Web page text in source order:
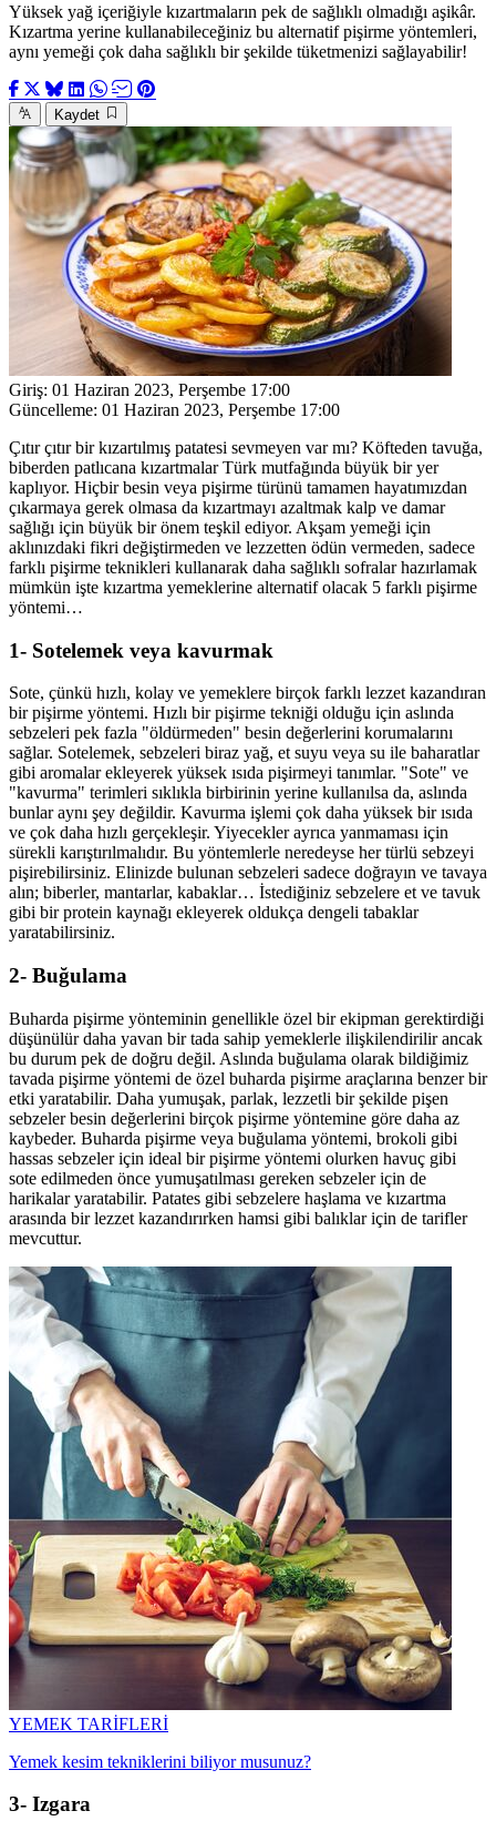
Yüksek yağ içeriğiyle kızartmaların pek de sağlıklı olmadığı aşikâr.
Kızartma yerine kullanabileceğiniz bu alternatif pişirme yöntemleri,
aynı yemeği çok daha sağlıklı bir şekilde tüketmenizi sağlayabilir!
Kaydet
Giriş: 01 Haziran 2023, Perşembe 17:00
Güncelleme: 01 Haziran 2023, Perşembe 17:00
Çıtır çıtır bir kızartılmış patatesi sevmeyen var mı? Köfteden tavuğa,
biberden patlıcana kızartmalar Türk mutfağında büyük bir yer
kaplıyor. Hiçbir besin veya pişirme türünü tamamen hayatımızdan
çıkarmaya gerek olmasa da kızartmayı azaltmak kalp ve damar
sağlığı için büyük bir önem teşkil ediyor. Akşam yemeği için
aklınızdaki fikri değiştirmeden ve lezzetten ödün vermeden, sadece
farklı pişirme teknikleri kullanarak daha sağlıklı sofralar hazırlamak
mümkün işte kızartma yemeklerine alternatif olacak 5 farklı pişirme
yöntemi…
1- Sotelemek veya kavurmak
Sote, çünkü hızlı, kolay ve yemeklere birçok farklı lezzet kazandıran
bir pişirme yöntemi. Hızlı bir pişirme tekniği olduğu için aslında
sebzeleri pek fazla "öldürmeden" besin değerlerini korumalarını
sağlar. Sotelemek, sebzeleri biraz yağ, et suyu veya su ile baharatlar
gibi aromalar ekleyerek yüksek ısıda pişirmeyi tanımlar. "Sote" ve
"kavurma" terimleri sıklıkla birbirinin yerine kullanılsa da, aslında
bunlar aynı şey değildir. Kavurma işlemi çok daha yüksek bir ısıda
ve çok daha hızlı gerçekleşir. Yiyecekler ayrıca yanmaması için
sürekli karıştırılmalıdır. Bu yöntemlerle neredeyse her türlü sebzeyi
pişirebilirsiniz. Elinizde bulunan sebzeleri sadece doğrayın ve tavaya
alın; biberler, mantarlar, kabaklar… İstediğiniz sebzelere et ve tavuk
gibi bir protein kaynağı ekleyerek oldukça dengeli tabaklar
yaratabilirsiniz.
2- Buğulama
Buharda pişirme yönteminin genellikle özel bir ekipman gerektirdiği
düşünülür daha yavan bir tada sahip yemeklerle ilişkilendirilir ancak
bu durum pek de doğru değil. Aslında buğulama olarak bildiğimiz
tavada pişirme yöntemi de özel buharda pişirme araçlarına benzer bir
etki yaratabilir. Daha yumuşak, parlak, lezzetli bir şekilde pişen
sebzeler besin değerlerini birçok pişirme yöntemine göre daha az
kaybeder. Buharda pişirme veya buğulama yöntemi, brokoli gibi
hassas sebzeler için ideal bir pişirme yöntemi olurken havuç gibi
sote edilmeden önce yumuşatılması gereken sebzeler için de
harikalar yaratabilir. Patates gibi sebzelere haşlama ve kızartma
arasında bir lezzet kazandırırken hamsi gibi balıklar için de tarifler
mevcuttur.
YEMEK TARİFLERİ
Yemek kesim tekniklerini biliyor musunuz?
3- Izgara